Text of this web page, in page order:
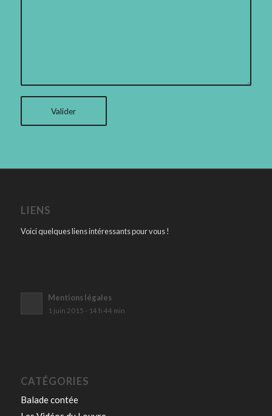
LIENS
Voici quelques liens intéressants pour vous !
Mentions légales
1 juin 2015 - 14 h 44 min
CATÉGORIES
Balade contée